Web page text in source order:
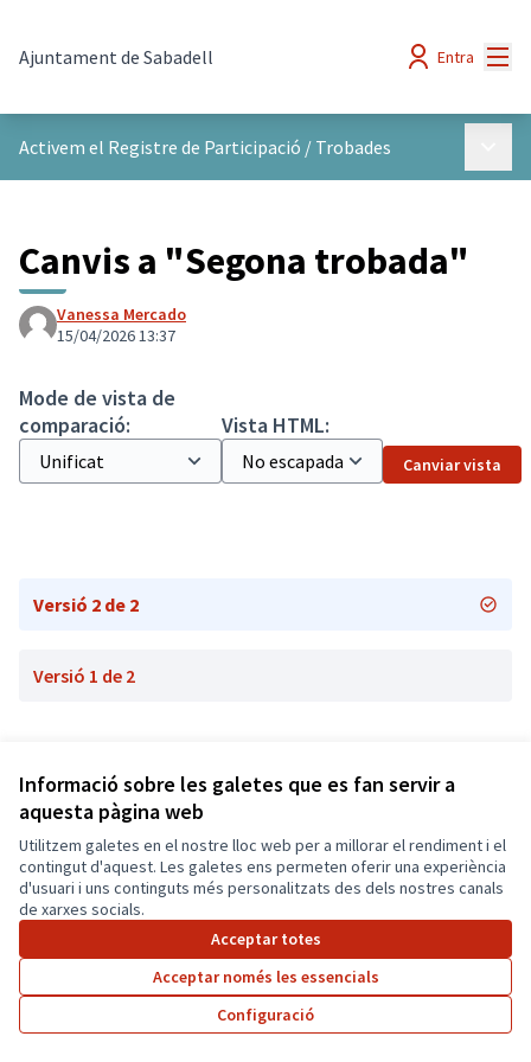
Informació sobre les galetes que es fan servir a
aquesta pàgina web
Utilitzem galetes en el nostre lloc web per a millorar el rendiment i el
contingut d'aquest. Les galetes ens permeten oferir una experiència
d'usuari i uns continguts més personalitzats des dels nostres canals
de xarxes socials.
Acceptar totes
Acceptar només les essencials
Configuració
Ajuntament de Sabadell Entra
Activem el Registre de Participació / Trobades
Canvis a "Segona trobada"
Vanessa Mercado
15/04/2026 13:37
Mode de vista de
comparació:
Vista HTML:
Canviar vista
Versió 2 de 2
Versió 1 de 2
Termes i condicions d'ús
Configuració de les galetes
Triar la llenguaElegir el idioma
Web creada ambprogramari lliure .
Amb
(Enllaç